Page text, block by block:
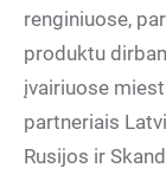
renginiuose,
produktu
įvairiuose
partneriais
Rusijos ir